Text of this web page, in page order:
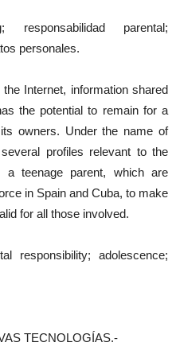
responsabilidad parental;
personales.
Internet, information shared
the potential to remain for a
owners. Under the name of
profiles relevant to the
teenage parent, which are
in Spain and Cuba, to make
for all those involved.
responsibility; adolescence;
TECNOLOGÍAS.-